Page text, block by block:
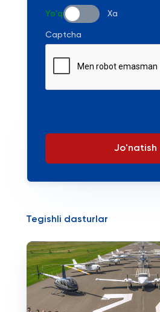
Yo'q Xa
Captcha
Jo'natish
Tegishli dasturlar